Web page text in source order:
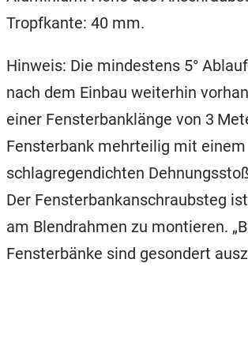
Tropfkante: 40 mm.
Hinweis: Die mindestens 5°
nach dem Einbau weiterhin
einer Fensterbanklänge von 3
Fensterbank mehrteilig mit einem
schlagregendichten
Der Fensterbankanschraubsteg
am Blendrahmen zu montieren.
Fensterbänke sind gesondert